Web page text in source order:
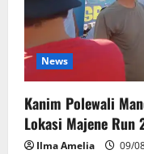
News
Kanim Polewali
Lokasi Majene Run
Ilma Amelia 09/